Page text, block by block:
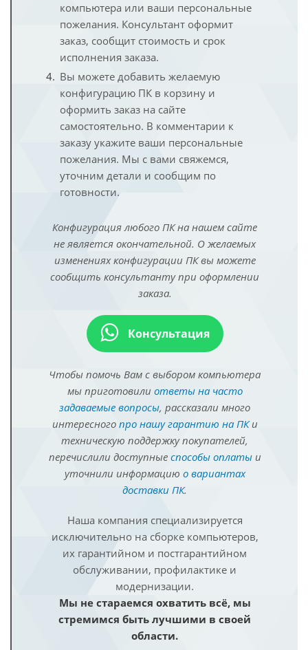
компьютера или ваши персональные
пожелания. Консультант оформит
заказ, сообщит стоимость и срок
исполнения заказа.
Вы можете добавить желаемую
конфигурацию ПК в корзину и
оформить заказ на сайте
самостоятельно. В комментарии к
заказу укажите ваши персональные
пожелания. Мы с вами свяжемся,
уточним детали и сообщим по
готовности.
Конфигурация любого ПК на нашем сайте
не является окончательной. О желаемых
изменениях конфигурации ПК вы можете
сообщить консультанту при оформлении
заказа.
Консультация
Чтобы помочь Вам с выбором компьютера
мы приготовили ответы на часто
задаваемые вопросы, рассказали много
интересного про нашу гарантию на ПКи
техническую поддержку покупателей,
перечислили доступные способы оплатыи
уточнили информацию о вариантах
доставки ПК.
Наша компания специализируется
исключительно на сборке компьютеров,
их гарантийном и постгарантийном
обслуживании, профилактике и
модернизации.
Мы не стараемся охватить всё, мы
стремимся быть лучшими в своей
области.